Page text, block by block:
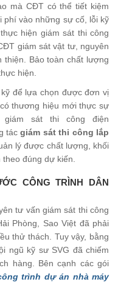
mà CĐT có thể tiết kiệm
phí vào những sự cố, lỗi kỹ
hiện giám sát thi công
giám sát vật tư, nguyên
thiện. Bảo toàn chất lượng
hiện.
để lựa chọn được đơn vị
thương hiệu mới thực sự
sát thi công điện
tácgiám sát thi công lắp
lý được chất lượng, khối
đúng dự kiến.
CÔNG TRÌNH DÂN
tư vấn giám sát thi công
Phòng, Sao Việt đã phải
thử thách. Tuy vậy, bằng
ngũ kỹ sư SVG đã chiếm
hàng. Bên cạnh các gói
trình dự án nhà máy